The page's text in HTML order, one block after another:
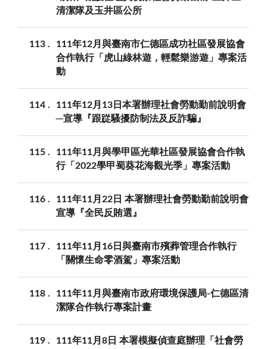
清潔隊及玉井區公所
113
111年12月與臺南市仁德區成功社區發展協會
合作執行「虎山綠林遊，輕鬆樂游遊」專案活
動
114
111年12月13日本署辦理社會勞動勤前說明會
─宣導『跟踨騷擾防制法及反詐騙』
115
111年11月與學甲區光華社區發展協會合作執
行「2022學甲蜀葵花海觀光季」專案活動
116
111年11月22日 本署辦理社會勞動勤前說明會
宣導『全民反賄選』
117
111年11月16日與臺南市殯葬管理合作執行
「關懷生命零酒駕」專案活動
118
111年11月與臺南市政府環境保護局-仁德區清
潔隊合作執行專案計畫
119
111年11月8日 本署模擬偵查庭辦理「社會勞